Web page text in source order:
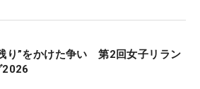
ー・クイーンシティ選手権」
だったが、6月に入り「全米女
位で戦い続け17位、そして先週
ている。
り”をかけた争い 第2回女子リラン
2026